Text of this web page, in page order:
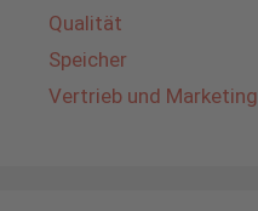
Qualität
Speicher
Vertrieb und Marketing